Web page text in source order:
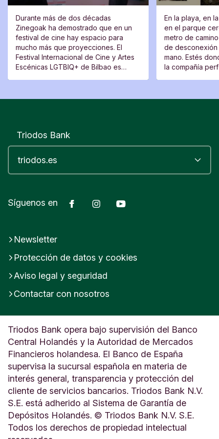
Durante más de dos décadas
Zinegoak ha demostrado que en un
festival de cine hay espacio para
mucho más que proyecciones. El
Festival Internacional de Cine y Artes
Escénicas LGTBIQ+ de Bilbao es
En la playa, en
en el parque
metro de
de
mano. Estés
la compañía
Triodos Bank
Síguenos en FacebookInstagram
Newsletter
Protección de datos y cookies
Aviso legal y seguridad
Contactar con nosotros
Triodos Bank opera bajo supervisión del Banco
Central Holandés y la Autoridad de Mercados
Financieros holandesa. El Banco de España
supervisa la sucursal española en materia de
interés general, transparencia y protección del
cliente de servicios bancarios. Triodos Bank N.V.
S.E. está adherido al Sistema de Garantía de
Depósitos Holandés. © Triodos Bank N.V. S.E.
Todos los derechos de propiedad intelectual